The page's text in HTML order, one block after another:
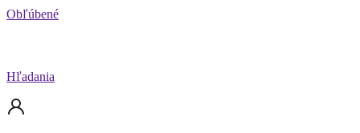
Obľúbené
Hľadania